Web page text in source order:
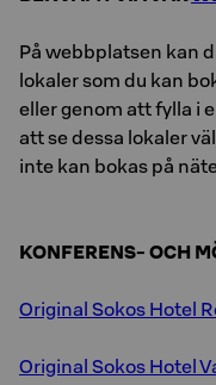
På webbplatsen kan
lokaler som du kan
eller genom att fylla i
att se dessa lokaler
inte kan bokas på
KONFERENS- OCH
Original Sokos Hotel
Original Sokos Hotel